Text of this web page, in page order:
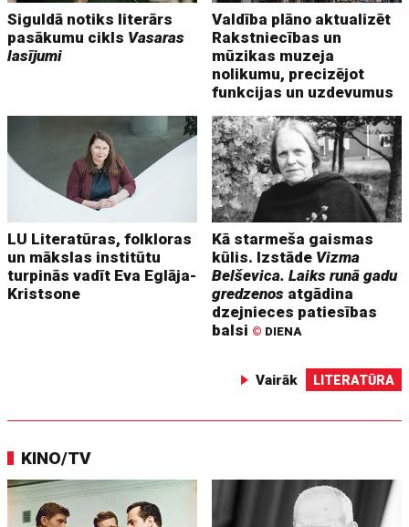
Siguldā notiks literārs
pasākumu cikls Vasaras
lasījumi
Valdība plāno aktualizēt
Rakstniecības un
mūzikas muzeja
nolikumu, precizējot
funkcijas un uzdevumus
LU Literatūras, folkloras
un mākslas institūtu
turpinās vadīt Eva Eglāja-
Kristsone
Kā starmeša gaismas
kūlis. Izstāde Vizma
Belševica. Laiks runā gadu
gredzenos atgādina
dzejnieces patiesības
balsi © DIENA
Vairāk LITERATŪRA
KINO/TV